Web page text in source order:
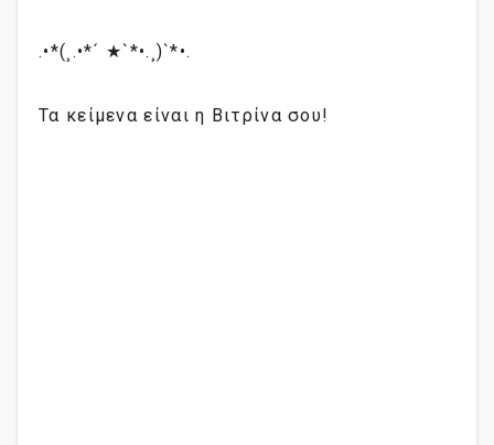
.•*(¸.•*´ ★`*•.¸)`*•.
Τα κείμενα είναι η Βιτρίνα σου!